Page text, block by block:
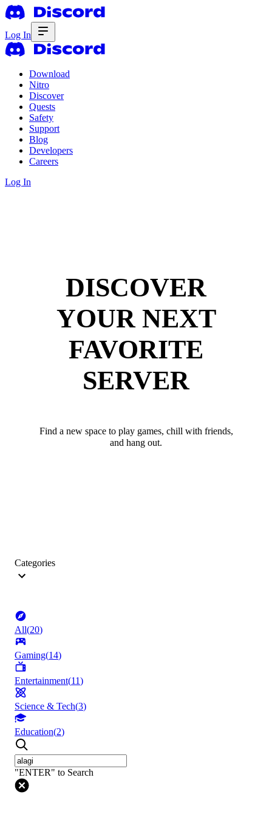
Log In
Download
Nitro
Discover
Quests
Safety
Support
Blog
Developers
Careers
Log In
DISCOVER
YOUR NEXT
FAVORITE
SERVER
Find a new space to play games, chill with friends,
and hang out.
Categories
All(20)
Gaming(14)
Entertainment(11)
Science & Tech(3)
Education(2)
"ENTER" to Search